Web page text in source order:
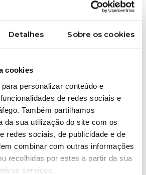
Detalhes Sobre os cookies
cookies
personalizar conteúdo e
de redes sociais e
Também partilhamos
da sua utilização do site com os
redes sociais, de publicidade e de
combinar com outras informações
recolhidas por estes a partir da sua
serviços.
labels